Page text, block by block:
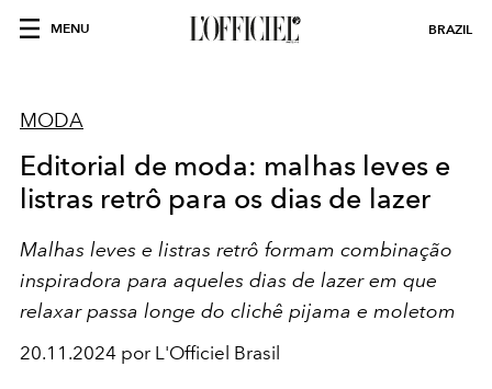
MENU BRAZIL
MODA
Editorial de moda: malhas leves e
listras retrô para os dias de lazer
Malhas leves e listras retrô formam combinação
inspiradora para aqueles dias de lazer em que
relaxar passa longe do clichê pijama e moletom
20.11.2024 por L'Officiel Brasil